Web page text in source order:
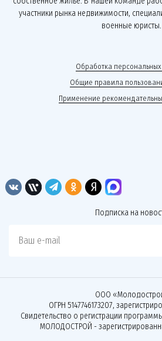
участники рынка недвижимости,
военные юристы.
Обработка
Общие правила
Применение
Подписка на
Ваш e-mail
ООО
ОГРН 5147746173207,
Свидетельство о регистрации
МОЛОДОСТРОЙ -